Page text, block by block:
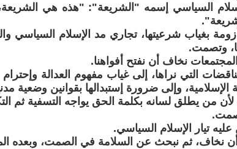
السياسي إسمه "الشريعة": "هذه هي
بغياب شرعيتها، تجاري مد الإسلام السياسي
وتصمت.
نخاف أن نفتح أفواهنا.
التي نراها، إلى غياب مفهوم العدالة
وإلى ضرورة إستبدالها بقوانين وضعية
لأن من يطلق لسانه بكلمة الحق يواجه التسفية ثم
عليه تيار الإسلام السياسي.
أن نخاف، ثم نبحث عن السلامة في الصمت، وبعده